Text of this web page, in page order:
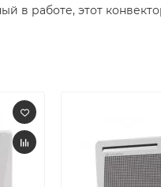
в работе, этот